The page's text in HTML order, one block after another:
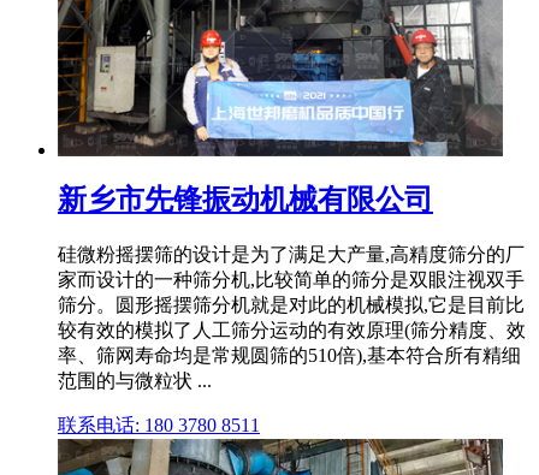
新乡市先锋振动机械有限公司
硅微粉摇摆筛的设计是为了满足大产量,高精度筛分的厂
家而设计的一种筛分机,比较简单的筛分是双眼注视双手
筛分。圆形摇摆筛分机就是对此的机械模拟,它是目前比
较有效的模拟了人工筛分运动的有效原理(筛分精度、效
率、筛网寿命均是常规圆筛的510倍),基本符合所有精细
范围的与微粒状 ...
联系电话: 180 3780 8511